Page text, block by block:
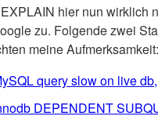
hier nun wirklich
zu. Folgende zwei
meine Aufmerksamkeit:
query slow on live
DEPENDENT